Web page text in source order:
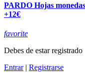
PARDO Hojas
+12€
favorite
Debes de estar registrado
Entrar| Registrarse